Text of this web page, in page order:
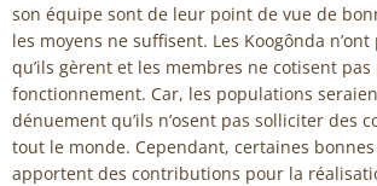
son équipe sont de leur point de vue de
les moyens ne suffisent. Les Koogônda n’ont
qu’ils gèrent et les membres ne cotisent
fonctionnement. Car, les populations
dénuement qu’ils n’osent pas solliciter des
tout le monde. Cependant, certaines
apportent des contributions pour la